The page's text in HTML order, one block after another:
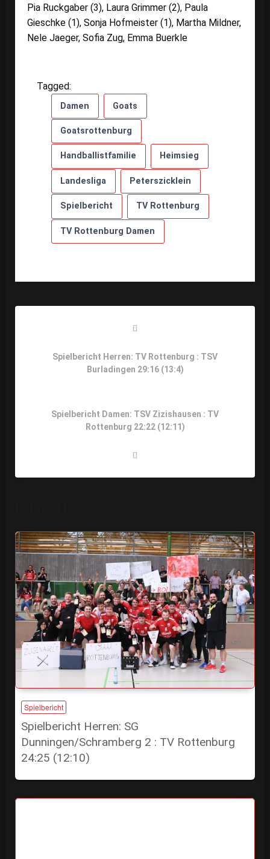
Pia Ruckgaber (3), Laura Grimmer (2), Paula
Gieschke (1), Sonja Hofmeister (1), Martha Mildner,
Nele Jaeger, Sofia Zug, Emma Buerkle
Tagged:
Damen Goats
Goatsrottenburg
Handballistfamilie Heimsieg
Landesliga Peterszicklein
Spielbericht TV Rottenburg
TV Rottenburg Damen
Previous
Spielbericht Herren: TV Rottenburg : TSV
Burladingen 29:16 (13:4)
NextSpielbericht Damen: TSV Zizishausen : TV
Rottenburg 22:22 (12:11)
Spielbericht
Spielbericht Herren: SG
Dunningen/Schramberg 2 : TV Rottenburg
24:25 (12:10)